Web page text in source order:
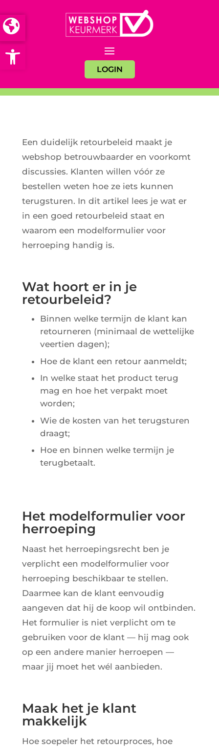
Open toolbar
LOGIN
Een duidelijk retourbeleid maakt je
webshop betrouwbaarder en voorkomt
discussies. Klanten willen vóór ze
bestellen weten hoe ze iets kunnen
terugsturen. In dit artikel lees je wat er
in een goed retourbeleid staat en
waarom een modelformulier voor
herroeping handig is.
Wat hoort er in je
retourbeleid?
Binnen welke termijn de klant kan
retourneren (minimaal de wettelijke
veertien dagen);
Hoe de klant een retour aanmeldt;
In welke staat het product terug
mag en hoe het verpakt moet
worden;
Wie de kosten van het terugsturen
draagt;
Hoe en binnen welke termijn je
terugbetaalt.
Het modelformulier voor
herroeping
Naast het herroepingsrecht ben je
verplicht een modelformulier voor
herroeping beschikbaar te stellen.
Daarmee kan de klant eenvoudig
aangeven dat hij de koop wil ontbinden.
Het formulier is niet verplicht om te
gebruiken voor de klant — hij mag ook
op een andere manier herroepen —
maar jij moet het wél aanbieden.
Maak het je klant
makkelijk
Hoe soepeler het retourproces, hoe